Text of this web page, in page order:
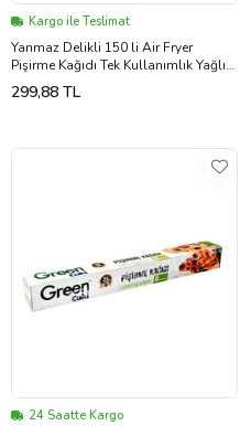
Kargo ile Teslimat
Yanmaz Delikli 150 li Air Fryer
Pişirme Kağıdı Tek Kullanımlık Yağlı
Kağıt Kare Delikli Ve Tabak
299,88 TL
24 Saatte Kargo